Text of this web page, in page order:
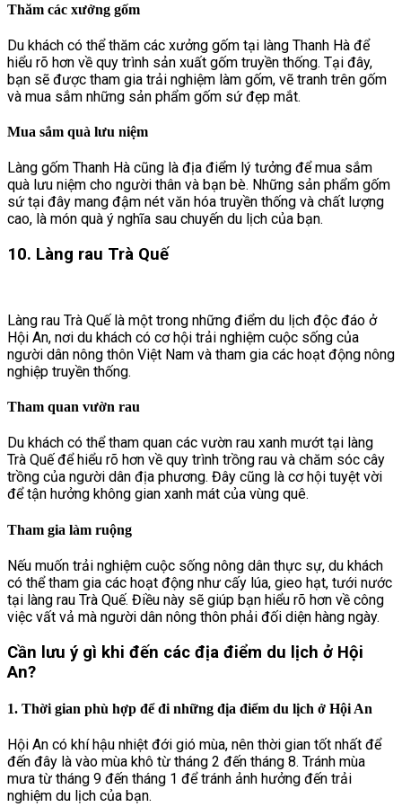
Thăm các xưởng gốm
Du khách có thể thăm các xưởng gốm tại làng Thanh Hà để
hiểu rõ hơn về quy trình sản xuất gốm truyền thống. Tại đây,
bạn sẽ được tham gia trải nghiệm làm gốm, vẽ tranh trên gốm
và mua sắm những sản phẩm gốm sứ đẹp mắt.
Mua sắm quà lưu niệm
Làng gốm Thanh Hà cũng là địa điểm lý tưởng để mua sắm
quà lưu niệm cho người thân và bạn bè. Những sản phẩm gốm
sứ tại đây mang đậm nét văn hóa truyền thống và chất lượng
cao, là món quà ý nghĩa sau chuyến du lịch của bạn.
10. Làng rau Trà Quế
Làng rau Trà Quế là một trong những điểm du lịch độc đáo ở
Hội An, nơi du khách có cơ hội trải nghiệm cuộc sống của
người dân nông thôn Việt Nam và tham gia các hoạt động nông
nghiệp truyền thống.
Tham quan vườn rau
Du khách có thể tham quan các vườn rau xanh mướt tại làng
Trà Quế để hiểu rõ hơn về quy trình trồng rau và chăm sóc cây
trồng của người dân địa phương. Đây cũng là cơ hội tuyệt vời
để tận hưởng không gian xanh mát của vùng quê.
Tham gia làm ruộng
Nếu muốn trải nghiệm cuộc sống nông dân thực sự, du khách
có thể tham gia các hoạt động như cấy lúa, gieo hạt, tưới nước
tại làng rau Trà Quế. Điều này sẽ giúp bạn hiểu rõ hơn về công
việc vất vả mà người dân nông thôn phải đối diện hàng ngày.
Cần lưu ý gì khi đến các địa điểm du lịch ở Hội
An?
1. Thời gian phù hợp để đi những địa điểm du lịch ở Hội An
Hội An có khí hậu nhiệt đới gió mùa, nên thời gian tốt nhất để
đến đây là vào mùa khô từ tháng 2 đến tháng 8. Tránh mùa
mưa từ tháng 9 đến tháng 1 để tránh ảnh hưởng đến trải
nghiệm du lịch của bạn.